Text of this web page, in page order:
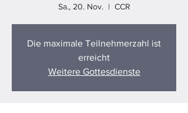
Sa., 20. Nov.
  |
CCR
Die maximale Teilnehmerzahl ist
erreicht
Weitere Gottesdienste